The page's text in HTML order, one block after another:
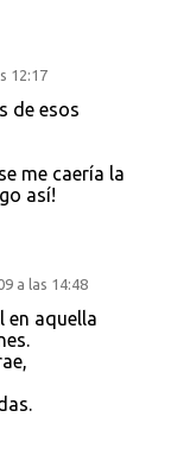
12:17
de esos
me caería la
así!
a las 14:48
en aquella